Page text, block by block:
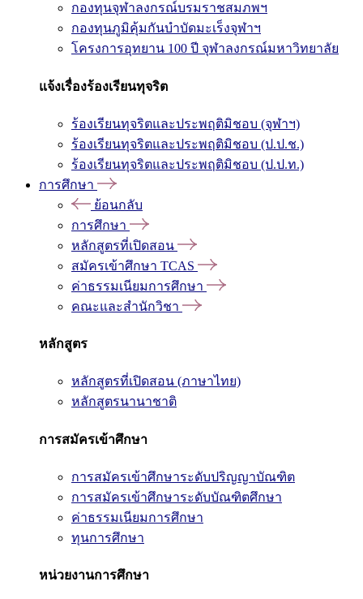
กองทุนจุฬาลงกรณ์บรมราชสมภพฯ
กองทุนภูมิคุ้มกันบำบัดมะเร็งจุฬาฯ
โครงการอุทยาน 100 ปี จุฬาลงกรณ์มหาวิทยาลัย
แจ้งเรื่องร้องเรียนทุจริต
ร้องเรียนทุจริตและประพฤติมิชอบ (จุฬาฯ)
ร้องเรียนทุจริตและประพฤติมิชอบ (ป.ป.ช.)
ร้องเรียนทุจริตและประพฤติมิชอบ (ป.ป.ท.)
การศึกษา
ย้อนกลับ
การศึกษา
หลักสูตรที่เปิดสอน
สมัครเข้าศึกษา TCAS
ค่าธรรมเนียมการศึกษา
คณะและสำนักวิชา
หลักสูตร
หลักสูตรที่เปิดสอน (ภาษาไทย)
หลักสูตรนานาชาติ
การสมัครเข้าศึกษา
การสมัครเข้าศึกษาระดับปริญญาบัณฑิต
การสมัครเข้าศึกษาระดับบัณฑิตศึกษา
ค่าธรรมเนียมการศึกษา
ทุนการศึกษา
หน่วยงานการศึกษา